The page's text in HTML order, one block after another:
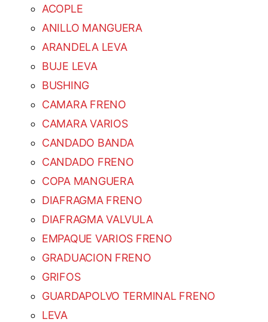
ACOPLE
ANILLO MANGUERA
ARANDELA LEVA
BUJE LEVA
BUSHING
CAMARA FRENO
CAMARA VARIOS
CANDADO BANDA
CANDADO FRENO
COPA MANGUERA
DIAFRAGMA FRENO
DIAFRAGMA VALVULA
EMPAQUE VARIOS FRENO
GRADUACION FRENO
GRIFOS
GUARDAPOLVO TERMINAL FRENO
LEVA